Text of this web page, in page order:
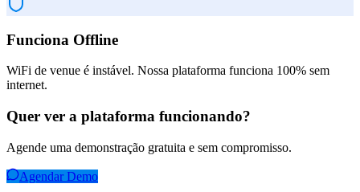
Funciona Offline
WiFi de venue é instável. Nossa plataforma funciona 100% sem
internet.
Quer ver a plataforma funcionando?
Agende uma demonstração gratuita e sem compromisso.
Agendar Demo